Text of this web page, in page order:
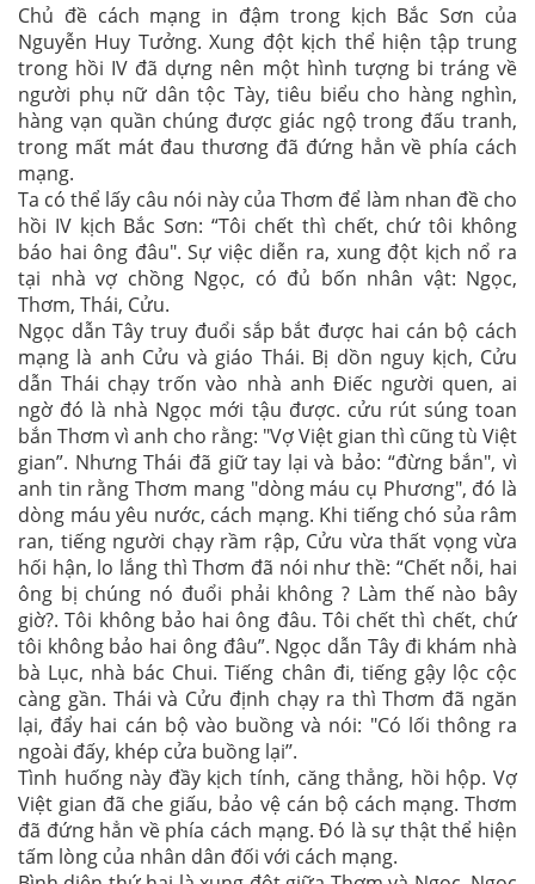
Chủ đề cách mạng in đậm trong kịch Bắc Sơn của
Nguyễn Huy Tưởng. Xung đột kịch thể hiện tập trung
trong hồi IV đã dựng nên một hình tượng bi tráng về
người phụ nữ dân tộc Tày, tiêu biểu cho hàng nghìn,
hàng vạn quần chúng được giác ngộ trong đấu tranh,
trong mất mát đau thương đã đứng hẳn về phía cách
mạng.
Ta có thể lấy câu nói này của Thơm để làm nhan đề cho
hồi IV kịch Bắc Sơn: “Tôi chết thì chết, chứ tôi không
báo hai ông đâu". Sự việc diễn ra, xung đột kịch nổ ra
tại nhà vợ chồng Ngọc, có đủ bốn nhân vật: Ngọc,
Thơm, Thái, Cửu.
Ngọc dẫn Tây truy đuổi sắp bắt được hai cán bộ cách
mạng là anh Cửu và giáo Thái. Bị dồn nguy kịch, Cửu
dẫn Thái chạy trốn vào nhà anh Điếc người quen, ai
ngờ đó là nhà Ngọc mới tậu được. cửu rút súng toan
bắn Thơm vì anh cho rằng: "Vợ Việt gian thì cũng tù Việt
gian”. Nhưng Thái đã giữ tay lại và bảo: “đừng bắn", vì
anh tin rằng Thơm mang "dòng máu cụ Phương", đó là
dòng máu yêu nước, cách mạng. Khi tiếng chó sủa râm
ran, tiếng người chạy rầm rập, Cửu vừa thất vọng vừa
hối hận, lo lắng thì Thơm đã nói như thề: “Chết nỗi, hai
ông bị chúng nó đuổi phải không ? Làm thế nào bây
giờ?. Tôi không bảo hai ông đâu. Tôi chết thì chết, chứ
tôi không bảo hai ông đâu”. Ngọc dẫn Tây đi khám nhà
bà Lục, nhà bác Chui. Tiếng chân đi, tiếng gậy lộc cộc
càng gần. Thái và Cửu định chạy ra thì Thơm đã ngăn
lại, đẩy hai cán bộ vào buồng và nói: "Có lối thông ra
ngoài đấy, khép cửa buồng lại’’.
Tình huống này đầy kịch tính, căng thẳng, hồi hộp. Vợ
Việt gian đã che giấu, bảo vệ cán bộ cách mạng. Thơm
đã đứng hẳn về phía cách mạng. Đó là sự thật thể hiện
tấm lòng của nhân dân đối với cách mạng.